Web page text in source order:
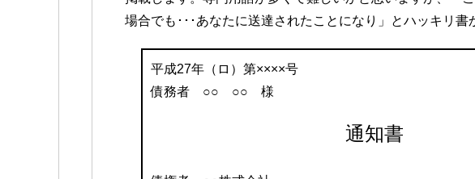
場合でも･･･あなたに送達されたことになり」とハッキリ書
平成27年（ロ）第××××号
債務者 ○○ ○○ 様
通知書